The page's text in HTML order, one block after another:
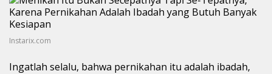
Instarix.com
Ingatlah selalu, bahwa pernikahan itu adalah ibadah,